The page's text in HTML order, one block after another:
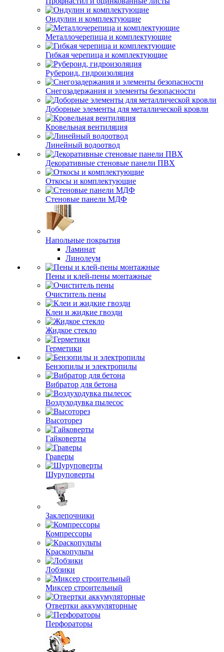
Ондулин и комплектующие
Металлочерепица и комплектующие
Гибкая черепица и комплектующие
Рубероид, гидроизоляция
Снегозадержания и элементы безопасности
Доборные элементы для металлической кровли
Кровельная вентиляция
Линейный водоотвод
Декоративные стеновые панели ПВХ
Откосы и комплектующие
Стеновые панели МДФ
Напольные покрытия
Ламинат
Линолеум
Пены и клей-пены монтажные
Очиститель пены
Клеи и жидкие гвозди
Жидкое стекло
Герметики
Бензопилы и электропилы
Вибратор для бетона
Воздуходувка пылесос
Высоторез
Гайковерты
Граверы
Шуруповерты
Заклепочники
Компрессоры
Краскопульты
Лобзики
Миксер строительный
Отвертки аккумуляторные
Перфораторы